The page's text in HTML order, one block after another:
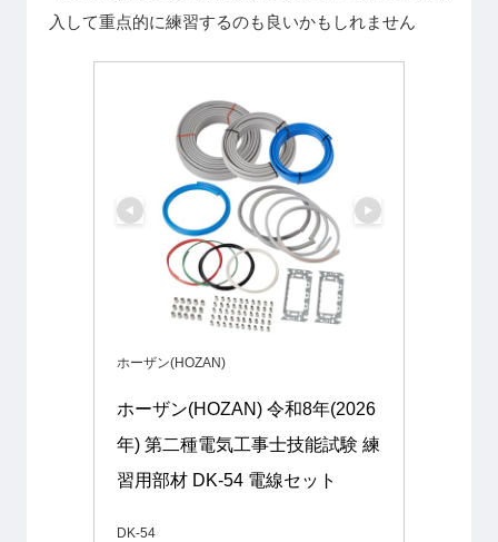
入して重点的に練習するのも良いかもしれません
ホーザン(HOZAN)
ホーザン(HOZAN) 令和8年(2026
年) 第二種電気工事士技能試験 練
習用部材 DK-54 電線セット
DK-54